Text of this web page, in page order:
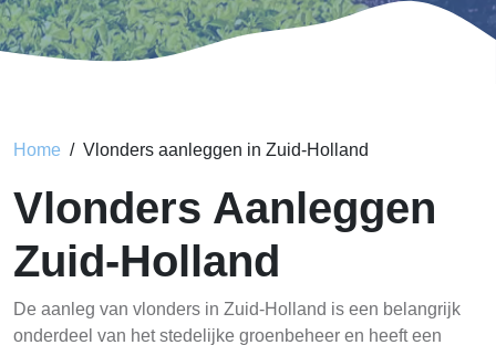
Home Vlonders aanleggen in Zuid-Holland
Vlonders Aanleggen
Zuid-Holland
De aanleg van vlonders in Zuid-Holland is een belangrijk
onderdeel van het stedelijke groenbeheer en heeft een